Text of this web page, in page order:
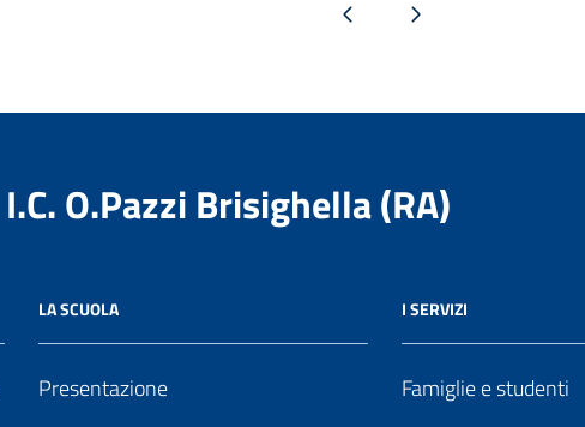
Pagina precedentePagina successiva
I.C. O.Pazzi Brisighella (RA)
LA SCUOLA
Presentazione
I SERVIZI
Famiglie e studenti